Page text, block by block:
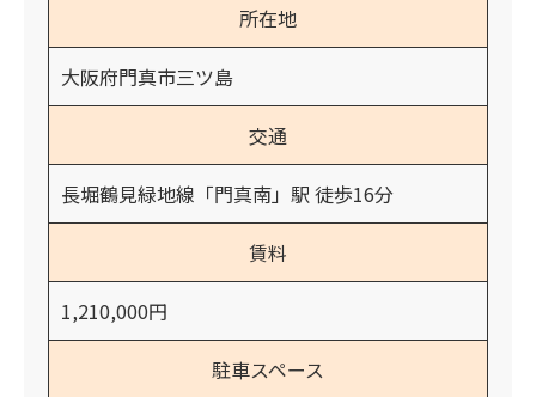
所在地
大阪府門真市三ツ島
交通
長堀鶴見緑地線「門真南」駅 徒歩16分
賃料
1,210,000円
駐車スペース